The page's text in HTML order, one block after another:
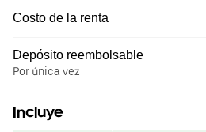
Costo de la renta
Depósito reembolsable
Por única vez
Incluye